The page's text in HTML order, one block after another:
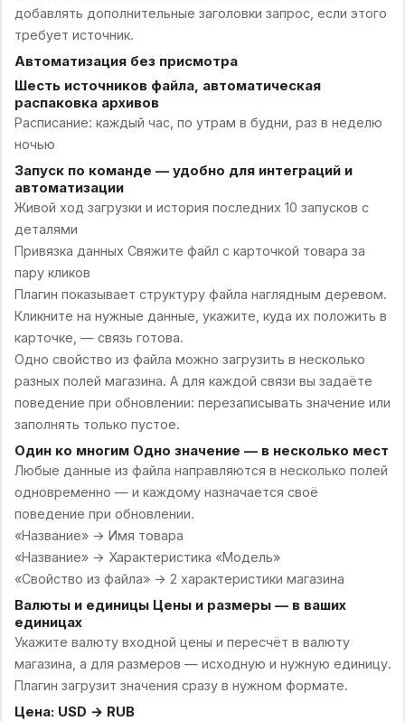
добавлять дополнительные заголовки запрос, если этого
требует источник.
Автоматизация без присмотра
Шесть источников файла, автоматическая
распаковка архивов
Расписание: каждый час, по утрам в будни, раз в неделю
ночью
Запуск по команде — удобно для интеграций и
автоматизации
Живой ход загрузки и история последних 10 запусков с
деталями
Привязка данных Свяжите файл с карточкой товара за
пару кликов
Плагин показывает структуру файла наглядным деревом.
Кликните на нужные данные, укажите, куда их положить в
карточке, — связь готова.
Одно свойство из файла можно загрузить в несколько
разных полей магазина. А для каждой связи вы задаёте
поведение при обновлении: перезаписывать значение или
заполнять только пустое.
Один ко многим Одно значение — в несколько мест
Любые данные из файла направляются в несколько полей
одновременно — и каждому назначается своё
поведение при обновлении.
«Название» → Имя товара
«Название» → Характеристика «Модель»
«Свойство из файла» → 2 характеристики магазина
Валюты и единицы Цены и размеры — в ваших
единицах
Укажите валюту входной цены и пересчёт в валюту
магазина, а для размеров — исходную и нужную единицу.
Плагин загрузит значения сразу в нужном формате.
Цена: USD → RUB